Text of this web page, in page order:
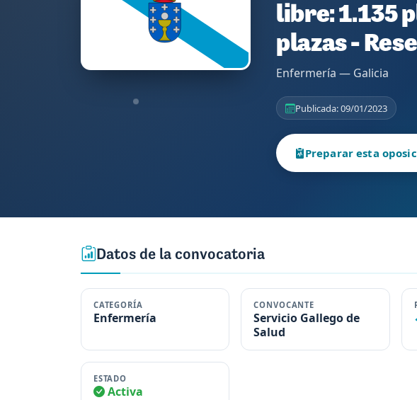
libre: 1.135
plazas -
Enfermería — Galicia
Publicada: 09/01/2023
Preparar esta
Datos de la convocatoria
CATEGORÍA
Enfermería
CONVOCANTE
Servicio Gallego de
Salud
ESTADO
Activa